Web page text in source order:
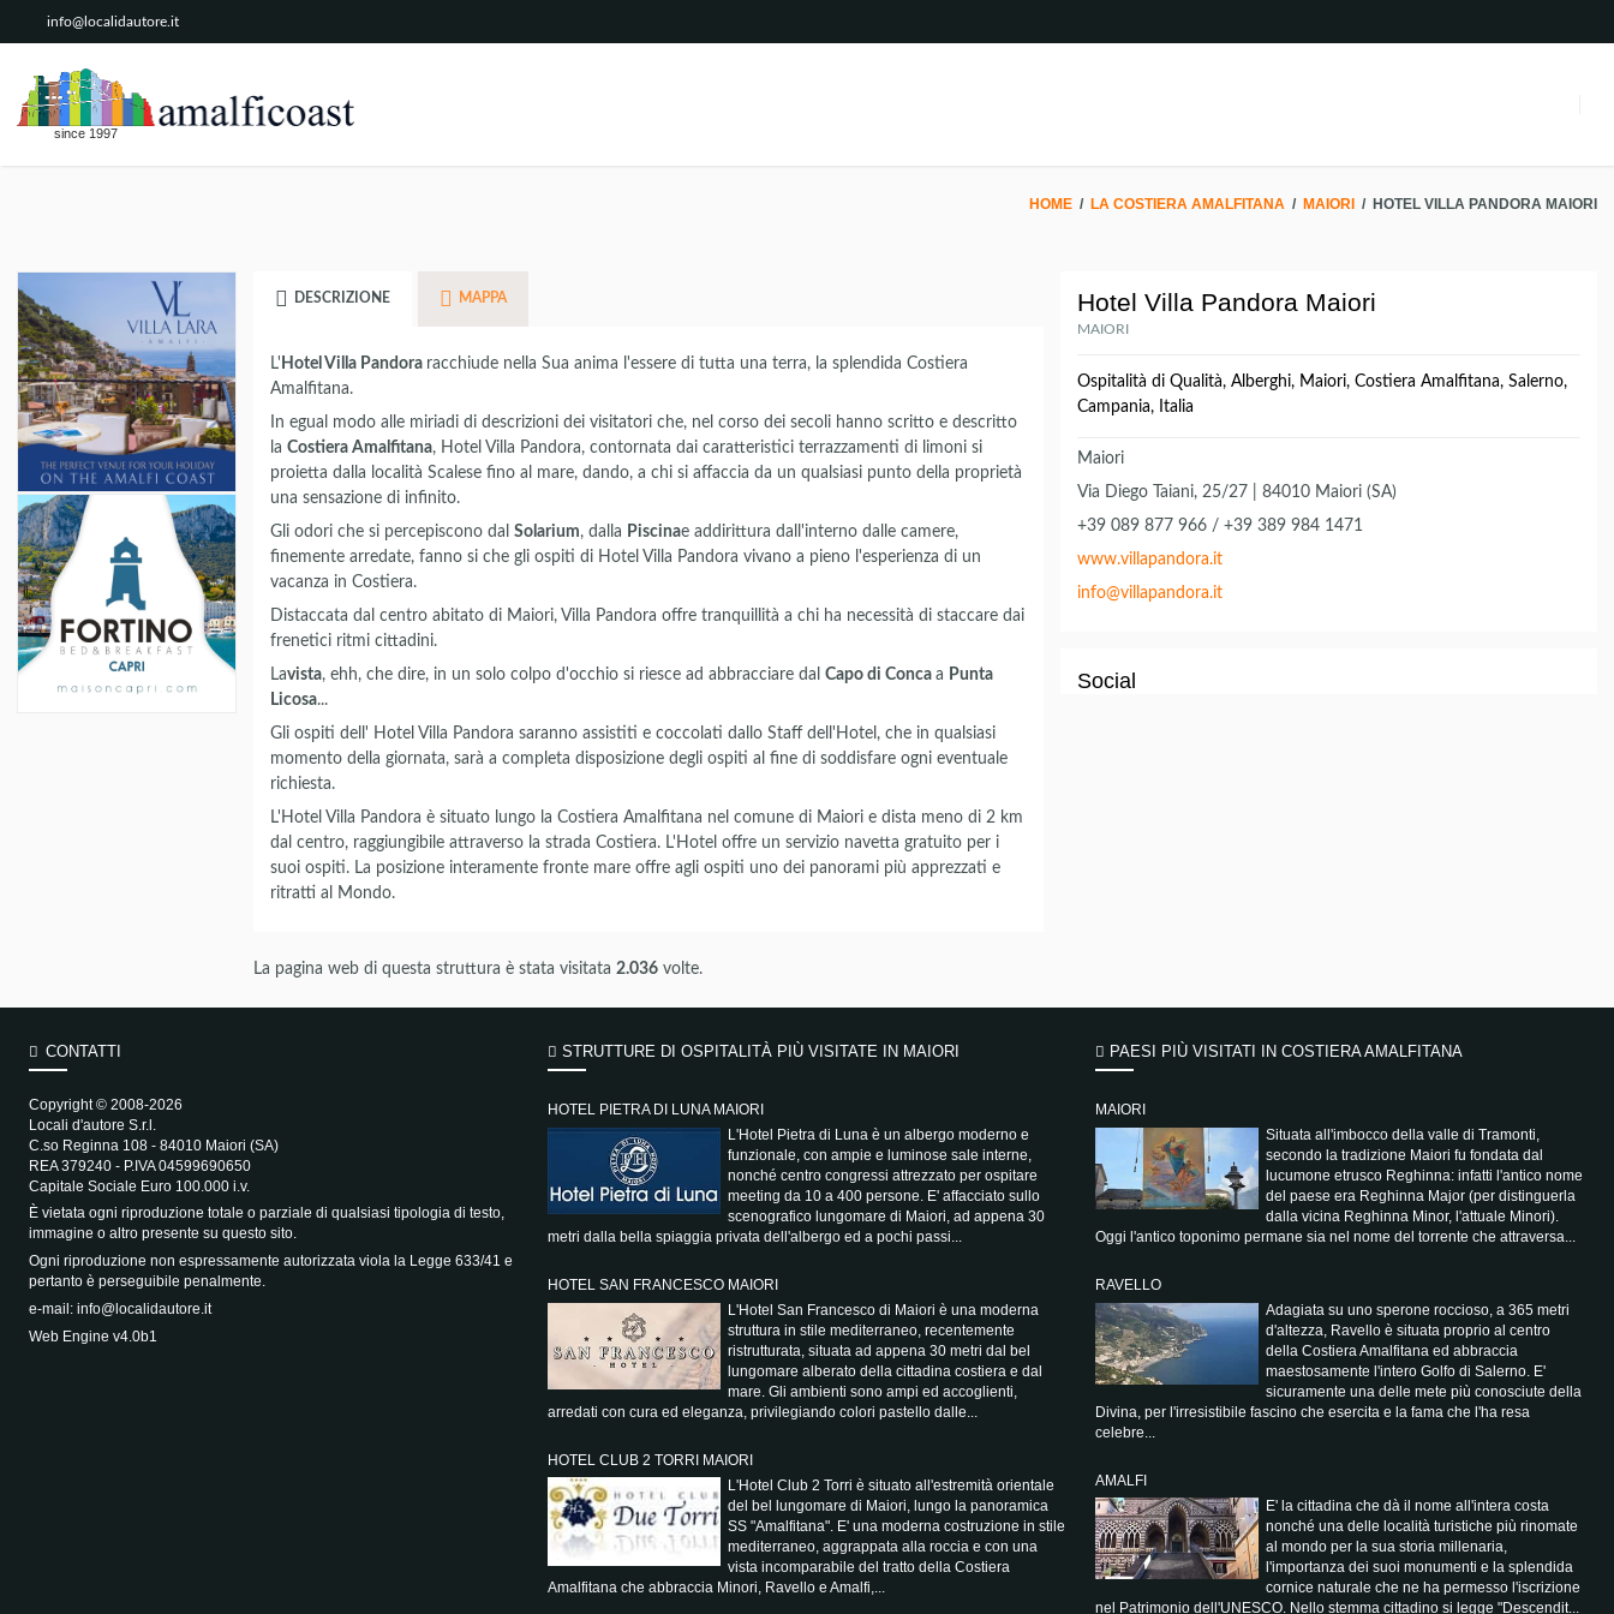
info@localidautore.it
since 1997
HOME / LA COSTIERA AMALFITANA / MAIORI / HOTEL VILLA PANDORA MAIORI
DESCRIZIONE MAPPA
L' Hotel Villa Pandora racchiude nella Sua anima l'essere di tutta una terra, la splendida Costiera
Amalfitana.
In egual modo alle miriadi di descrizioni dei visitatori che, nel corso dei secoli hanno scritto e descritto
laCostiera Amalfitana, Hotel Villa Pandora, contornata dai caratteristici terrazzamenti di limoni si
proietta dalla località Scalese fino al mare, dando, a chi si affaccia da un qualsiasi punto della proprietà
una sensazione di infinito.
Gli odori che si percepiscono dalSolarium, dalla Piscinae addirittura dall'interno dalle camere,
finemente arredate, fanno si che gli ospiti di Hotel Villa Pandora vivano a pieno l'esperienza di un
vacanza in Costiera.
Distaccata dal centro abitato di Maiori, Villa Pandora offre tranquillità a chi ha necessità di staccare dai
frenetici ritmi cittadini.
Lavista, ehh, che dire, in un solo colpo d'occhio si riesce ad abbracciare dalCapo di Concaa Punta
Licosa...
Gli ospiti dell' Hotel Villa Pandora saranno assistiti e coccolati dallo Staff dell'Hotel, che in qualsiasi
momento della giornata, sarà a completa disposizione degli ospiti al fine di soddisfare ogni eventuale
richiesta.
L'Hotel Villa Pandora è situato lungo la Costiera Amalfitana nel comune di Maiori e dista meno di 2 km
dal centro, raggiungibile attraverso la strada Costiera. L'Hotel offre un servizio navetta gratuito per i
suoi ospiti. La posizione interamente fronte mare offre agli ospiti uno dei panorami più apprezzati e
ritratti al Mondo.
Hotel Villa Pandora Maiori
MAIORI
Ospitalità di Qualità, Alberghi, Maiori, Costiera Amalfitana, Salerno,
Campania, Italia
Maiori
Via Diego Taiani, 25/27 | 84010 Maiori (SA)
+39 089 877 966 / +39 389 984 1471
www.villapandora.it
info@villapandora.it
Social
La pagina web di questa struttura è stata visitata2.036 volte.
CONTATTI
Copyright © 2008-2026
Locali d'autore S.r.l.
C.so Reginna 108 - 84010 Maiori (SA)
REA 379240 - P.IVA 04599690650
Capitale Sociale Euro 100.000 i.v.
È vietata ogni riproduzione totale o parziale di qualsiasi tipologia di testo,
immagine o altro presente su questo sito.
Ogni riproduzione non espressamente autorizzata viola la Legge 633/41 e
pertanto è perseguibile penalmente.
e-mail: info@localidautore.it
Web Engine v4.0b1
STRUTTURE DI OSPITALITÀ PIÙ VISITATE IN MAIORI
HOTEL PIETRA DI LUNA MAIORI
L'Hotel Pietra di Luna è un albergo moderno e
funzionale, con ampie e luminose sale interne,
nonché centro congressi attrezzato per ospitare
meeting da 10 a 400 persone. E' affacciato sullo
scenografico lungomare di Maiori, ad appena 30
metri dalla bella spiaggia privata dell'albergo ed a pochi passi...
HOTEL SAN FRANCESCO MAIORI
L'Hotel San Francesco di Maiori è una moderna
struttura in stile mediterraneo, recentemente
ristrutturata, situata ad appena 30 metri dal bel
lungomare alberato della cittadina costiera e dal
mare. Gli ambienti sono ampi ed accoglienti,
arredati con cura ed eleganza, privilegiando colori pastello dalle...
HOTEL CLUB 2 TORRI MAIORI
L'Hotel Club 2 Torri è situato all'estremità orientale
del bel lungomare di Maiori, lungo la panoramica
SS "Amalfitana". E' una moderna costruzione in stile
mediterraneo, aggrappata alla roccia e con una
vista incomparabile del tratto della Costiera
Amalfitana che abbraccia Minori, Ravello e Amalfi,...
PAESI PIÙ VISITATI IN COSTIERA AMALFITANA
MAIORI
Situata all'imbocco della valle di Tramonti,
secondo la tradizione Maiori fu fondata dal
lucumone etrusco Reghinna: infatti l'antico nome
del paese era Reghinna Major (per distinguerla
dalla vicina Reghinna Minor, l'attuale Minori).
Oggi l'antico toponimo permane sia nel nome del torrente che attraversa...
RAVELLO
Adagiata su uno sperone roccioso, a 365 metri
d'altezza, Ravello è situata proprio al centro
della Costiera Amalfitana ed abbraccia
maestosamente l'intero Golfo di Salerno. E'
sicuramente una delle mete più conosciute della
Divina, per l'irresistibile fascino che esercita e la fama che l'ha resa
celebre...
AMALFI
E' la cittadina che dà il nome all'intera costa
nonché una delle località turistiche più rinomate
al mondo per la sua storia millenaria,
l'importanza dei suoi monumenti e la splendida
cornice naturale che ne ha permesso l'iscrizione
nel Patrimonio dell'UNESCO. Nello stemma cittadino si legge "Descendit...